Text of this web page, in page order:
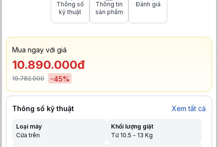
Thông số
kỹ thuật
Thông tin
sản phẩm
Đánh giá
Mua ngay với giá
10.890.000đ
19.782.000 -45%
Thông số kỹ thuật Xem tất cả
Loại máy
Cửa trên
Khối lượng giặt
Từ 10.5 - 13 Kg